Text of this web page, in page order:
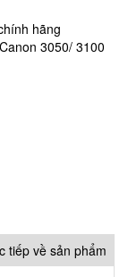
hãng
3050/ 3100
tiếp về sản phẩm